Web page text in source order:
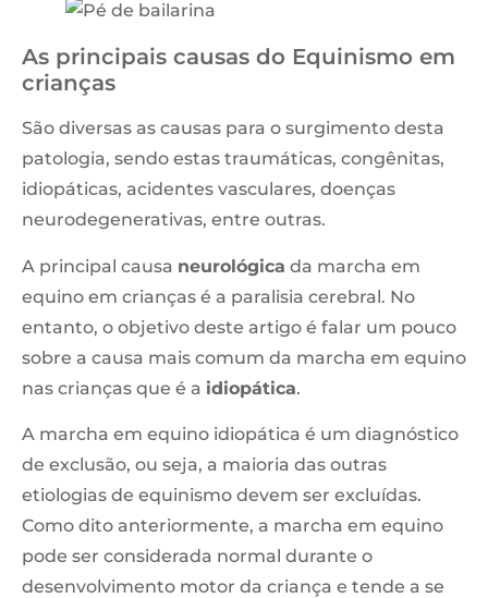
As principais causas do Equinismo em
crianças
São diversas as causas para o surgimento desta
patologia, sendo estas traumáticas, congênitas,
idiopáticas, acidentes vasculares, doenças
neurodegenerativas, entre outras.
A principal causa neurológica da marcha em
equino em crianças é a paralisia cerebral. No
entanto, o objetivo deste artigo é falar um pouco
sobre a causa mais comum da marcha em equino
nas crianças que é a idiopática.
A marcha em equino idiopática é um diagnóstico
de exclusão, ou seja, a maioria das outras
etiologias de equinismo devem ser excluídas.
Como dito anteriormente, a marcha em equino
pode ser considerada normal durante o
desenvolvimento motor da criança e tende a se